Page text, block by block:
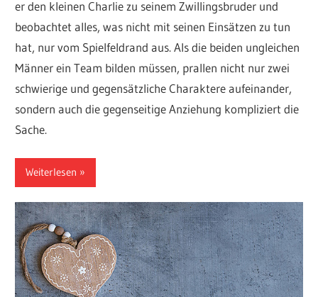
er den kleinen Charlie zu seinem Zwillingsbruder und
beobachtet alles, was nicht mit seinen Einsätzen zu tun
hat, nur vom Spielfeldrand aus. Als die beiden ungleichen
Männer ein Team bilden müssen, prallen nicht nur zwei
schwierige und gegensätzliche Charaktere aufeinander,
sondern auch die gegenseitige Anziehung kompliziert die
Sache.
Weiterlesen